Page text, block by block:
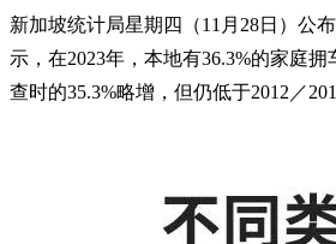
新加坡统计局星期四（11月28日）公
示，在2023年，本地有36.3%的家庭拥
查时的35.3%略增，但仍低于2012／